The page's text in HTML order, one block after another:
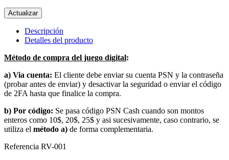
Descripción
Detalles del producto
Método de compra del juego digital:
a) Via cuenta: El cliente debe enviar su cuenta PSN y la contraseña
(probar antes de enviar) y desactivar la seguridad o enviar el código
de 2FA hasta que finalice la compra.
b) Por código: Se pasa código PSN Cash cuando son montos
enteros como 10$, 20$, 25$ y asi sucesivamente, caso contrario, se
utiliza el método a) de forma complementaria.
Referencia RV-001